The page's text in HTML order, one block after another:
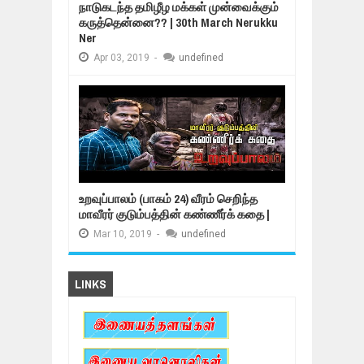
நாடுகடந்த தமிழீழ மக்கள் முன்வைக்கும்
கருத்தென்னை?? | 30th March Nerukku
Ner
Apr 03, 2019 - undefined
உறவுப்பாலம் (பாகம் 24) வீரம் செறிந்த
மாவீரர் குடும்பத்தின் கண்ணீர்க் கதை |
Mar 10, 2019 - undefined
LINKS